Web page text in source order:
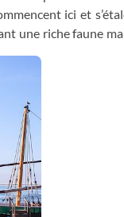
ici et
une riche faune
de l’Algarve,
trajet le long du
port de pêche du